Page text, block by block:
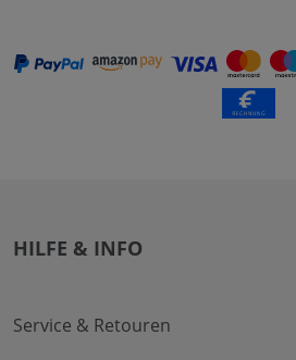
HILFE & INFO
Service & Retouren